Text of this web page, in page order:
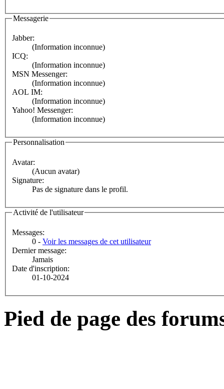
Messagerie
Jabber:
(Information inconnue)
ICQ:
(Information inconnue)
MSN Messenger:
(Information inconnue)
AOL IM:
(Information inconnue)
Yahoo! Messenger:
(Information inconnue)
Personnalisation
Avatar:
(Aucun avatar)
Signature:
Pas de signature dans le profil.
Activité de l'utilisateur
Messages:
0 - Voir les messages de cet utilisateur
Dernier message:
Jamais
Date d'inscription:
01-10-2024
Pied de page des